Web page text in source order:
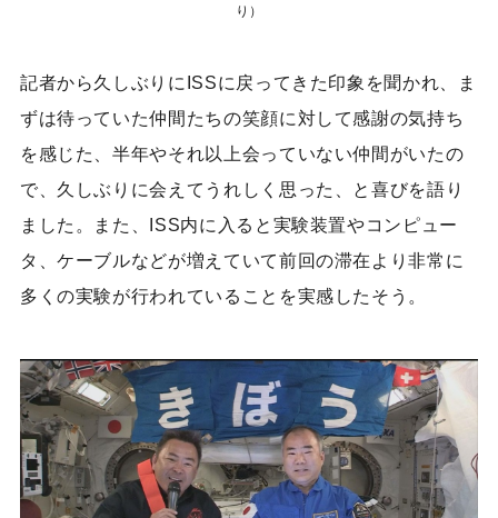
り）
記者から久しぶりにISSに戻ってきた印象を聞かれ、ま
ずは待っていた仲間たちの笑顔に対して感謝の気持ち
を感じた、半年やそれ以上会っていない仲間がいたの
で、久しぶりに会えてうれしく思った、と喜びを語り
ました。また、ISS内に入ると実験装置やコンピュー
タ、ケーブルなどが増えていて前回の滞在より非常に
多くの実験が行われていることを実感したそう。